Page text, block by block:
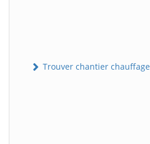
Trouver chantier